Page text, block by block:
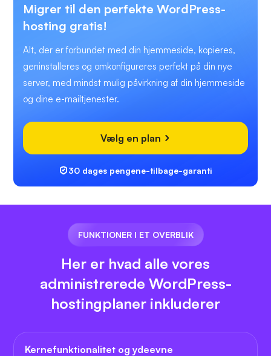
Migrer til den perfekte WordPress-
hosting gratis!
Alt, der er forbundet med din hjemmeside, kopieres,
geninstalleres og omkonfigureres perfekt på din nye
server, med mindst mulig påvirkning af din hjemmeside
og dine e-mailtjenester.
Vælg en plan
30 dages pengene-tilbage-garanti
FUNKTIONER I ET OVERBLIK
Her er hvad alle vores
administrerede WordPress-
hostingplaner inkluderer
Kernefunktionalitet og ydeevne